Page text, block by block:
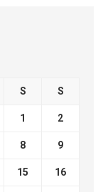
S S
1 2
8 9
15 16